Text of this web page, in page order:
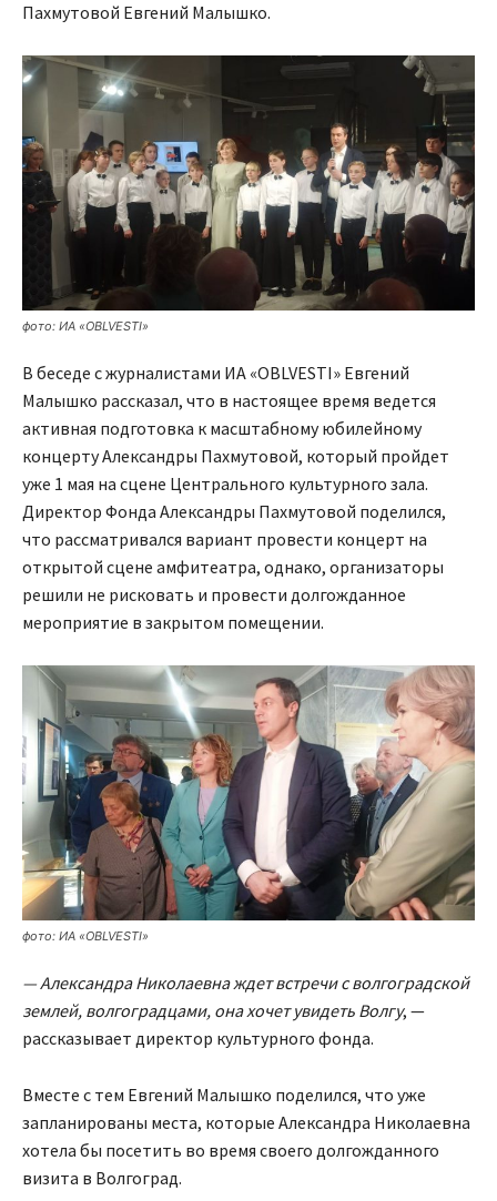
Пахмутовой Евгений Малышко.
фото: ИА «OBLVESTI»
В беседе с журналистами ИА «OBLVESTI» Евгений
Малышко рассказал, что в настоящее время ведется
активная подготовка к масштабному юбилейному
концерту Александры Пахмутовой, который пройдет
уже 1 мая на сцене Центрального культурного зала.
Директор Фонда Александры Пахмутовой поделился,
что рассматривался вариант провести концерт на
открытой сцене амфитеатра, однако, организаторы
решили не рисковать и провести долгожданное
мероприятие в закрытом помещении.
фото: ИА «OBLVESTI»
— Александра Николаевна ждет встречи с волгоградской
землей, волгоградцами, она хочет увидеть Волгу, —
рассказывает директор культурного фонда.
Вместе с тем Евгений Малышко поделился, что уже
запланированы места, которые Александра Николаевна
хотела бы посетить во время своего долгожданного
визита в Волгоград.